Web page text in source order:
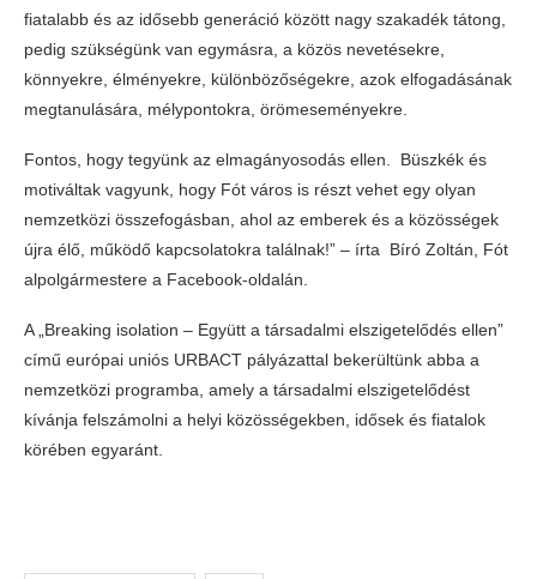
fiatalabb és az idősebb generáció között nagy szakadék tátong,
pedig szükségünk van egymásra, a közös nevetésekre,
könnyekre, élményekre, különbözőségekre, azok elfogadásának
megtanulására, mélypontokra, örömeseményekre.
Fontos, hogy tegyünk az elmagányosodás ellen. Büszkék és
motiváltak vagyunk, hogy Fót város is részt vehet egy olyan
nemzetközi összefogásban, ahol az emberek és a közösségek
újra élő, működő kapcsolatokra találnak!” – írta Bíró Zoltán, Fót
alpolgármestere a Facebook-oldalán.
A „Breaking isolation – Együtt a társadalmi elszigetelődés ellen”
című európai uniós URBACT pályázattal bekerültünk abba a
nemzetközi programba, amely a társadalmi elszigetelődést
kívánja felszámolni a helyi közösségekben, idősek és fiatalok
körében egyaránt.